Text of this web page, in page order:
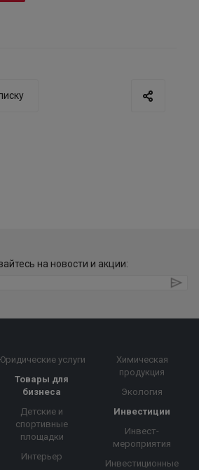
на новости и акции:
услуги
Товары для
бизнеса
Детские и
спортивные
площадки
Интерьер
Химическая
продукция
Экология
Инвестиции
Инвест-
мероприятия
Инвестиционные